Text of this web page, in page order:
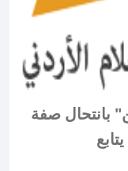
بانتحال صفة